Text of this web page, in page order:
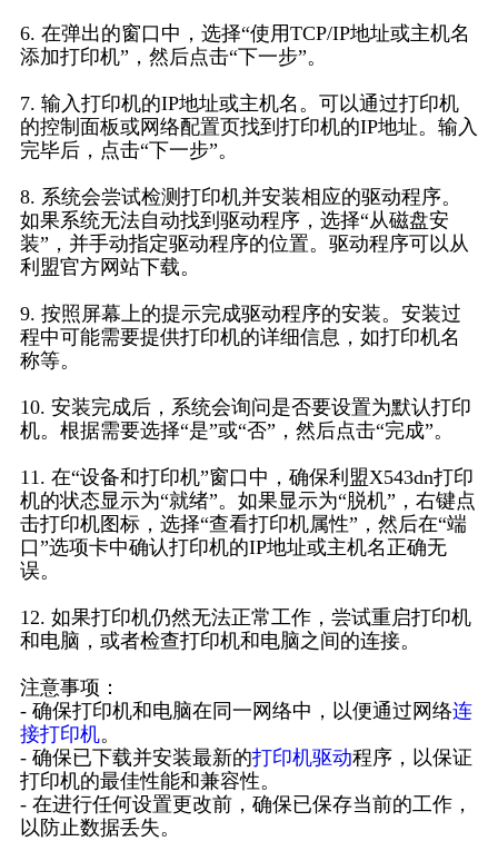
6. 在弹出的窗口中，选择“使用TCP/IP地址或主机名
添加打印机”，然后点击“下一步”。
7. 输入打印机的IP地址或主机名。可以通过打印机
的控制面板或网络配置页找到打印机的IP地址。输入
完毕后，点击“下一步”。
8. 系统会尝试检测打印机并安装相应的驱动程序。
如果系统无法自动找到驱动程序，选择“从磁盘安
装”，并手动指定驱动程序的位置。驱动程序可以从
利盟官方网站下载。
9. 按照屏幕上的提示完成驱动程序的安装。安装过
程中可能需要提供打印机的详细信息，如打印机名
称等。
10. 安装完成后，系统会询问是否要设置为默认打印
机。根据需要选择“是”或“否”，然后点击“完成”。
11. 在“设备和打印机”窗口中，确保利盟X543dn打印
机的状态显示为“就绪”。如果显示为“脱机”，右键点
击打印机图标，选择“查看打印机属性”，然后在“端
口”选项卡中确认打印机的IP地址或主机名正确无
误。
12. 如果打印机仍然无法正常工作，尝试重启打印机
和电脑，或者检查打印机和电脑之间的连接。
注意事项：
- 确保打印机和电脑在同一网络中，以便通过网络连
接打印机。
- 确保已下载并安装最新的打印机驱动程序，以保证
打印机的最佳性能和兼容性。
- 在进行任何设置更改前，确保已保存当前的工作，
以防止数据丢失。